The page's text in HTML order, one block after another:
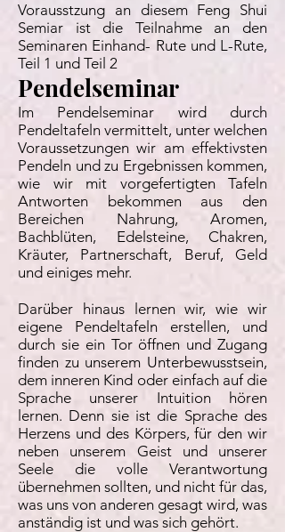
Vorausstzung an diesem Feng Shui
Semiar ist die Teilnahme an den
Seminaren Einhand- Rute und L-Rute,
Teil 1 und Teil 2
Pendelseminar
Im Pendelseminar wird durch
Pendeltafeln vermittelt, unter welchen
Voraussetzungen wir am effektivsten
Pendeln und zu Ergebnissen kommen,
wie wir mit vorgefertigten Tafeln
Antworten bekommen aus den
Bereichen Nahrung, Aromen,
Bachblüten, Edelsteine, Chakren,
Kräuter, Partnerschaft, Beruf, Geld
und einiges mehr.
Darüber hinaus lernen wir, wie wir
eigene Pendeltafeln erstellen, und
durch sie ein Tor öffnen und Zugang
finden zu unserem Unterbewusstsein,
dem inneren Kind oder einfach auf die
Sprache unserer Intuition hören
lernen. Denn sie ist die Sprache des
Herzens und des Körpers, für den wir
neben unserem Geist und unserer
Seele die volle Verantwortung
übernehmen sollten, und nicht für das,
was uns von anderen gesagt wird, was
anständig ist und was sich gehört.